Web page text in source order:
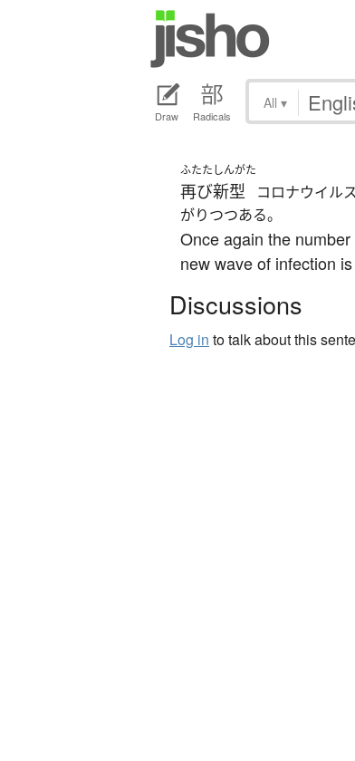
Draw Radicals
All ▾
ふたた
再び
しんがた
新型 コロナウイル
がりつつある。
Once again the
new wave of infection
Discussions
Log in to talk about this